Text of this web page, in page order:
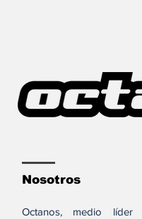
Nosotros
Octanos, medio